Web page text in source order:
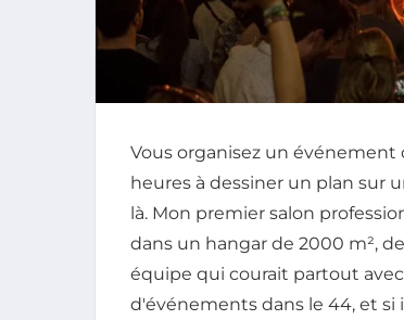
Vous organisez un événement
heures à dessiner un plan sur
là. Mon premier salon
dans un hangar de 2000 m²,
équipe qui courait partout
d'événements dans le 44, et si